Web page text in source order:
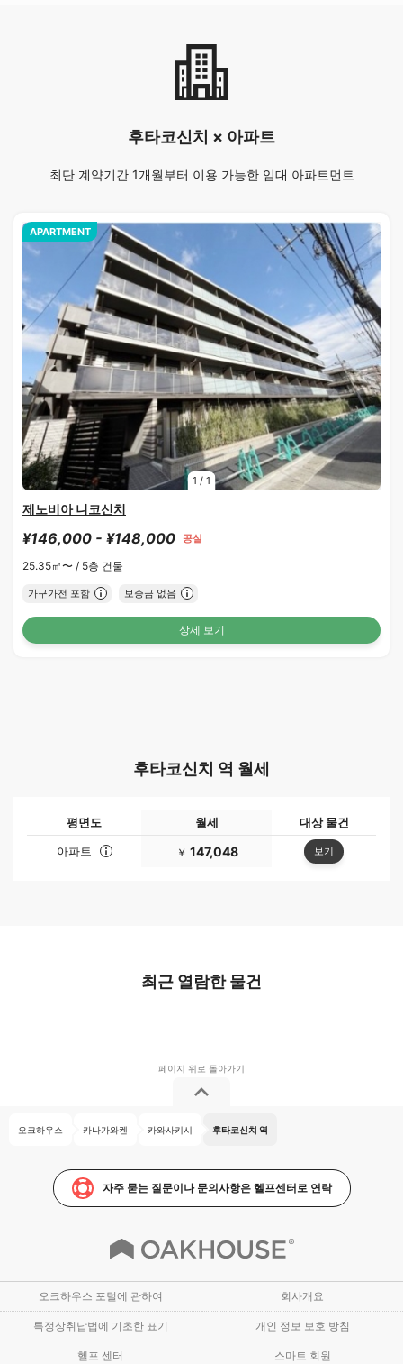
후타코신치 × 아파트
최단 계약기간 1개월부터 이용 가능한 임대 아파트먼트
1 / 1
APARTMENT
제노비아 니코신치
¥146,000 - ¥148,000 공실
25.35㎡〜 / 5층 건물
가구가전 포함 보증금 없음
상세 보기
후타코신치 역 월세
평면도 월세
대상 물건
아파트
￥ 147,048 보기
최근 열람한 물건
오크하우스 카나가와켄 카와사키시 후타코신치 역
자주 묻는 질문이나 문의사항은 헬프센터로 연락
오크하우스 포털에 관하여 회사개요
특정상취납법에 기초한 표기 개인 정보 보호 방침
헬프 센터 스마트 회원